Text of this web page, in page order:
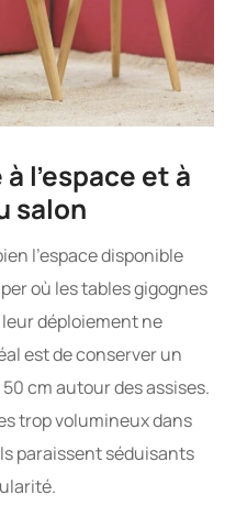
l’espace et à
salon
l’espace disponible
où les tables gigognes
déploiement ne
est de conserver un
cm autour des assises.
trop volumineux dans
paraissent séduisants